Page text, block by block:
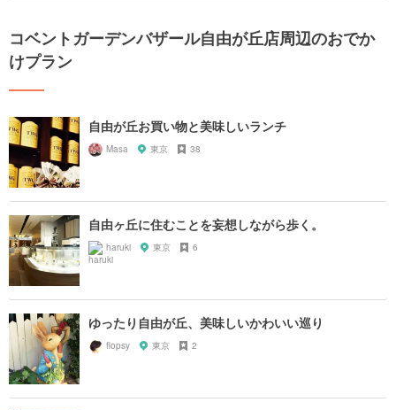
コベントガーデンバザール自由が丘店周辺のおでか
けプラン
自由が丘お買い物と美味しいランチ
Masa 東京 38
自由ヶ丘に住むことを妄想しながら歩く。
haruki 東京 6
ゆったり自由が丘、美味しいかわいい巡り
flopsy 東京 2